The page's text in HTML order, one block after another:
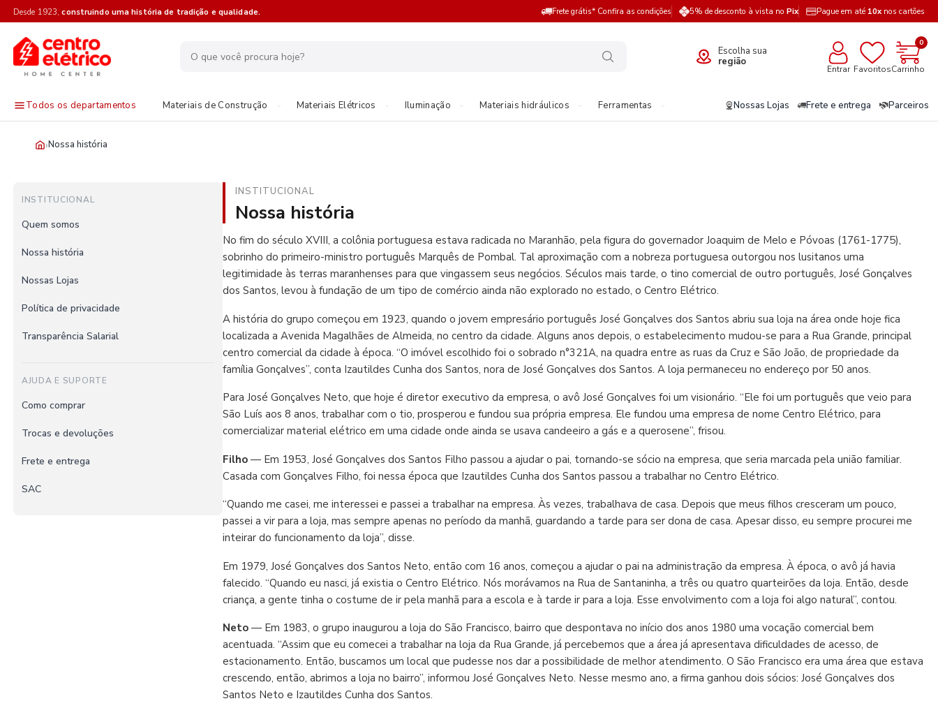
Desde 1923,construindo uma história de tradição e qualidade. Frete grátis* Confira as condições 5% de desconto à vista no Pix Pague em até 10x nos cartões
Escolha sua
região
Entrar Favoritos
0
Carrinho
Todos os departamentos Materiais de Construção Materiais Elétricos Iluminação Materiais hidráulicos Ferramentas Nossas Lojas Frete e entrega Parceiros
›Nossa história
INSTITUCIONAL
Quem somos
Nossa história
Nossas Lojas
Política de privacidade
Transparência Salarial
AJUDA E SUPORTE
Como comprar
Trocas e devoluções
Frete e entrega
SAC
INSTITUCIONAL
Nossa história
No fim do século XVIII, a colônia portuguesa estava radicada no Maranhão, pela figura do governador Joaquim de Melo e Póvoas (1761-1775),
sobrinho do primeiro-ministro português Marquês de Pombal. Tal aproximação com a nobreza portuguesa outorgou nos lusitanos uma
legitimidade às terras maranhenses para que vingassem seus negócios. Séculos mais tarde, o tino comercial de outro português, José Gonçalves
dos Santos, levou à fundação de um tipo de comércio ainda não explorado no estado, o Centro Elétrico.
A história do grupo começou em 1923, quando o jovem empresário português José Gonçalves dos Santos abriu sua loja na área onde hoje fica
localizada a Avenida Magalhães de Almeida, no centro da cidade. Alguns anos depois, o estabelecimento mudou-se para a Rua Grande, principal
centro comercial da cidade à época. “O imóvel escolhido foi o sobrado n°321A, na quadra entre as ruas da Cruz e São João, de propriedade da
família Gonçalves”, conta Izautildes Cunha dos Santos, nora de José Gonçalves dos Santos. A loja permaneceu no endereço por 50 anos.
Para José Gonçalves Neto, que hoje é diretor executivo da empresa, o avô José Gonçalves foi um visionário. “Ele foi um português que veio para
São Luís aos 8 anos, trabalhar com o tio, prosperou e fundou sua própria empresa. Ele fundou uma empresa de nome Centro Elétrico, para
comercializar material elétrico em uma cidade onde ainda se usava candeeiro a gás e a querosene”, frisou.
Filho — Em 1953, José Gonçalves dos Santos Filho passou a ajudar o pai, tornando-se sócio na empresa, que seria marcada pela união familiar.
Casada com Gonçalves Filho, foi nessa época que Izautildes Cunha dos Santos passou a trabalhar no Centro Elétrico.
“Quando me casei, me interessei e passei a trabalhar na empresa. Às vezes, trabalhava de casa. Depois que meus filhos cresceram um pouco,
passei a vir para a loja, mas sempre apenas no período da manhã, guardando a tarde para ser dona de casa. Apesar disso, eu sempre procurei me
inteirar do funcionamento da loja”, disse.
Em 1979, José Gonçalves dos Santos Neto, então com 16 anos, começou a ajudar o pai na administração da empresa. À época, o avô já havia
falecido. “Quando eu nasci, já existia o Centro Elétrico. Nós morávamos na Rua de Santaninha, a três ou quatro quarteirões da loja. Então, desde
criança, a gente tinha o costume de ir pela manhã para a escola e à tarde ir para a loja. Esse envolvimento com a loja foi algo natural”, contou.
Neto — Em 1983, o grupo inaugurou a loja do São Francisco, bairro que despontava no início dos anos 1980 uma vocação comercial bem
acentuada. “Assim que eu comecei a trabalhar na loja da Rua Grande, já percebemos que a área já apresentava dificuldades de acesso, de
estacionamento. Então, buscamos um local que pudesse nos dar a possibilidade de melhor atendimento. O São Francisco era uma área que estava
crescendo, então, abrimos a loja no bairro”, informou José Gonçalves Neto. Nesse mesmo ano, a firma ganhou dois sócios: José Gonçalves dos
Santos Neto e Izautildes Cunha dos Santos.